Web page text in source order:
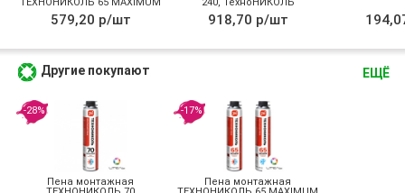
зимняя
579,20 р/шт 918,70 р/шт
ЕЩЁ
Другие покупают
-28%
Пена монтажная
-17%
Пена монтажная